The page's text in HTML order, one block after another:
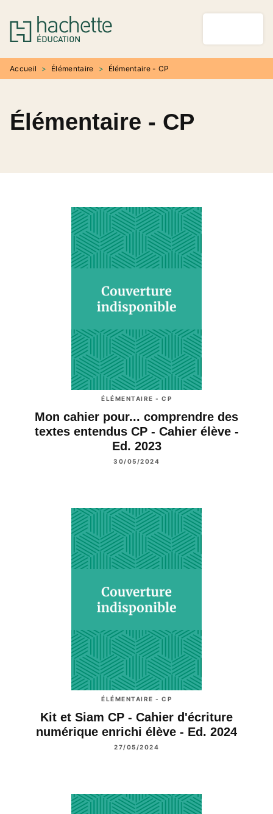
MENU RECHERCHE
PIED DE PAGE
Accueil > Élémentaire > Élémentaire - CP
Élémentaire - CP
ÉLÉMENTAIRE - CP
Mon cahier pour... comprendre des
textes entendus CP - Cahier élève -
Ed. 2023
30/05/2024
ÉLÉMENTAIRE - CP
Kit et Siam CP - Cahier d'écriture
numérique enrichi élève - Ed. 2024
27/05/2024